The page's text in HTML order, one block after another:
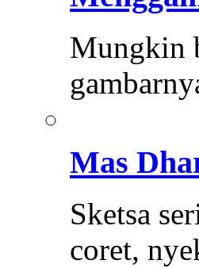
Mungkin
Mas
Sketsa
coret,